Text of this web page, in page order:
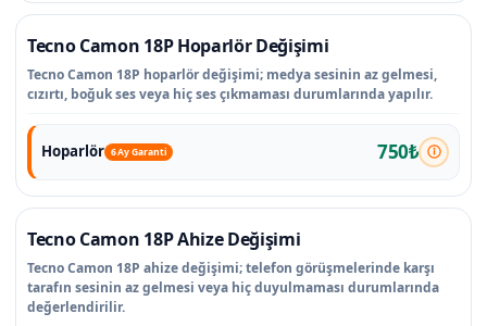
Tecno Camon 18P Hoparlör Değişimi
Tecno Camon 18P hoparlör değişimi; medya sesinin az gelmesi,
cızırtı, boğuk ses veya hiç ses çıkmaması durumlarında yapılır.
Hoparlör 6 Ay Garanti 750₺
Tecno Camon 18P Ahize Değişimi
Tecno Camon 18P ahize değişimi; telefon görüşmelerinde karşı
tarafın sesinin az gelmesi veya hiç duyulmaması durumlarında
değerlendirilir.